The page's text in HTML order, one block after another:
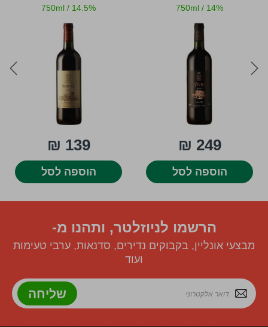
750ml / 14%
249 ₪
הוספה לסל
750ml / 14.5%
139 ₪
הוספה לסל
הרשמו לניוזלטר, ותהנו מ-
מבצעי אונליין, בקבוקים נדירים, סדנאות, ערבי טעימות
ועוד
שליחה